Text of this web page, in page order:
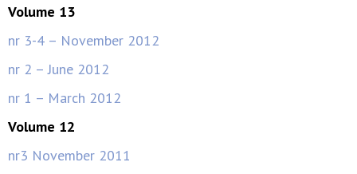
Volume 13
nr 3-4 – November 2012
nr 2 – June 2012
nr 1 – March 2012
Volume 12
nr3 November 2011